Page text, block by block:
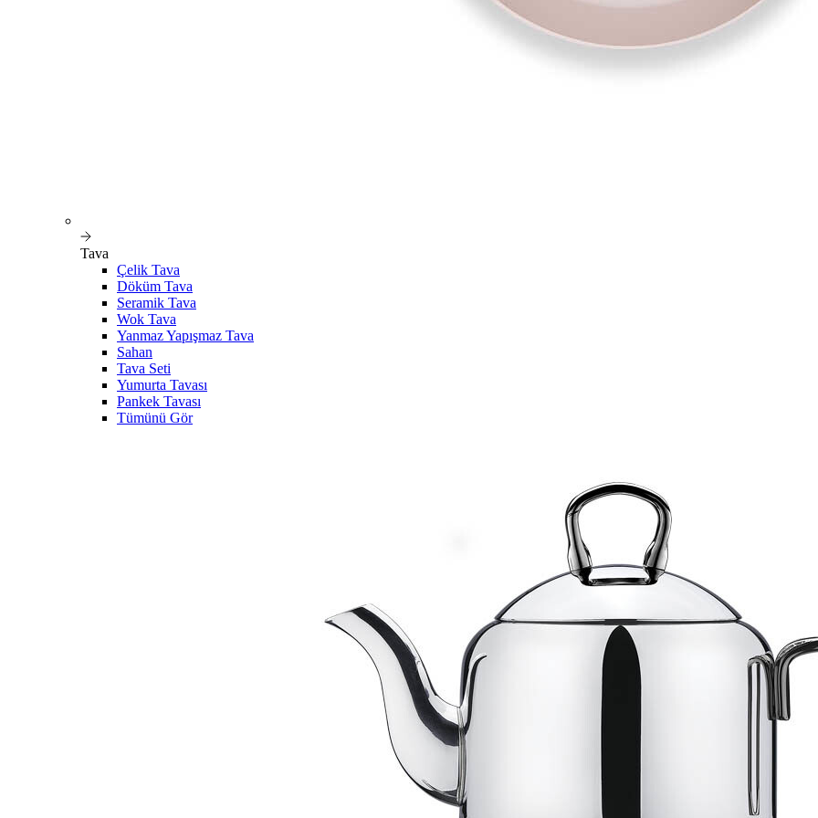
Tava
Çelik Tava
Döküm Tava
Seramik Tava
Wok Tava
Yanmaz Yapışmaz Tava
Sahan
Tava Seti
Yumurta Tavası
Pankek Tavası
Tümünü Gör